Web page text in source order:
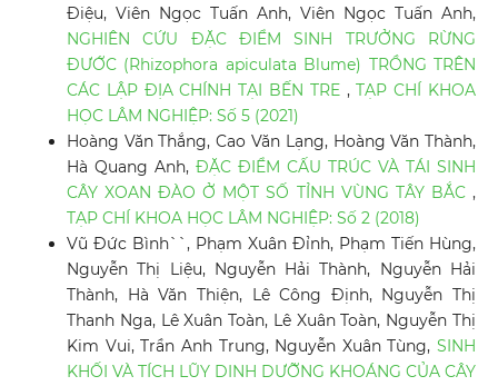
Điệu, Viên Ngọc Tuấn Anh, Viên Ngọc Tuấn Anh,
NGHIÊN CỨU ĐẶC ĐIỂM SINH TRƯỞNG RỪNG
ĐƯỚC (Rhizophora apiculata Blume) TRỒNG TRÊN
CÁC LẬP ĐỊA CHÍNH TẠI BẾN TRE ,TẠP CHÍ KHOA
HỌC LÂM NGHIỆP: Số 5 (2021)
Hoàng Văn Thắng, Cao Văn Lạng, Hoàng Văn Thành,
Hà Quang Anh, ĐẶC ĐIỂM CẤU TRÚC VÀ TÁI SINH
CÂY XOAN ĐÀO Ở MỘT SỐ TỈNH VÙNG TÂY BẮC,
TẠP CHÍ KHOA HỌC LÂM NGHIỆP: Số 2 (2018)
Vũ Đức Bình``, Phạm Xuân Đỉnh, Phạm Tiến Hùng,
Nguyễn Thị Liệu, Nguyễn Hải Thành, Nguyễn Hải
Thành, Hà Văn Thiện, Lê Công Định, Nguyễn Thị
Thanh Nga, Lê Xuân Toàn, Lê Xuân Toàn, Nguyễn Thị
Kim Vui, Trần Anh Trung, Nguyễn Xuân Tùng,SINH
KHỐI VÀ TÍCH LŨY DINH DƯỠNG KHOÁNG CỦA CÂY